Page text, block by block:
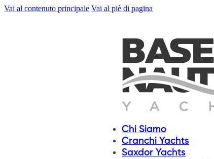
Vai al contenuto principale Vai al piè di pagina
Chi Siamo
Cranchi Yachts
Saxdor Yachts